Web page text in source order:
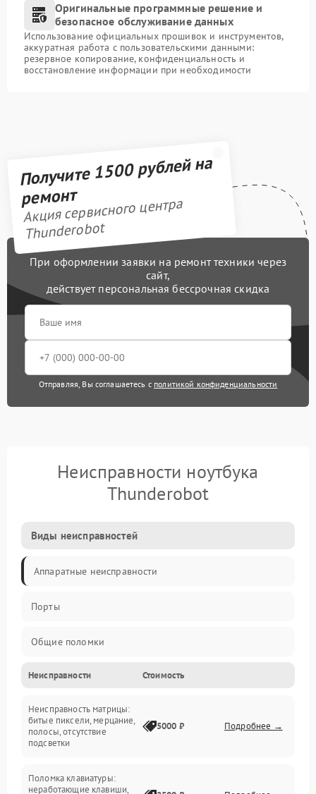
Оригинальные программные решение и
безопасное обслуживание данных
Использование официальных прошивок и инструментов,
аккуратная работа с пользовательскими данными:
резервное копирование, конфиденциальность и
восстановление информации при необходимости
Получите 1500 рублей на
ремонт
Акция сервисного центра
Thunderobot
При оформлении заявки на ремонт техники через
сайт,
действует персональная бессрочная скидка
Отправляя, Вы соглашаетесь с политикой конфиденциальности
Неисправности ноутбука
Thunderobot
Виды неисправностей
Аппаратные неисправности
Порты
Общие поломки
Устройства
Программные ошибки
Электрические и системные сбои
Интерфейсные проблемы
Неисправности Стоимость
Неисправность матрицы:
битые пиксели, мерцание,
полосы, отсутствие
подсветки
5000 ₽ Подробнее →
Поломка клавиатуры:
неработающие клавиши,